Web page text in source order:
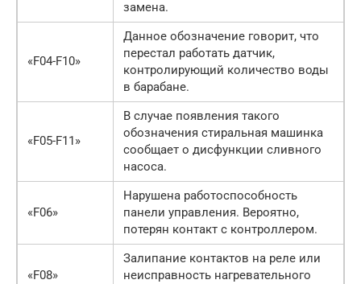
замена.
«F04-F10»
Данное обозначение говорит, что
перестал работать датчик,
контролирующий количество воды
в барабане.
«F05-F11»
В случае появления такого
обозначения стиральная машинка
сообщает о дисфункции сливного
насоса.
«F06»
Нарушена работоспособность
панели управления. Вероятно,
потерян контакт с контроллером.
«F08»
Залипание контактов на реле или
неисправность нагревательного